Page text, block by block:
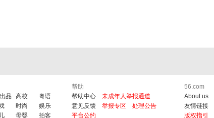
品 高校
粤语
时尚
娱乐
母婴 拍客
帮助
帮助中心
未成年人举报通道
意见反馈
举报专区
处理公告
平台公约
56.com
About us
友情链接
版权指引